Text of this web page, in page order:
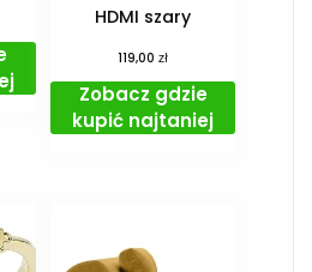
HDMI szary
119,00zł
Zobacz gdzie
kupić najtaniej